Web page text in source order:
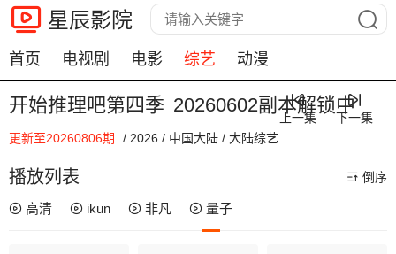
星辰影院
首页 电视剧 电影 综艺 动漫
开始推理吧第四季 20260602副本解锁中
更新至20260806期 / 2026 / 中国大陆 / 大陆综艺
上一集 下一集
播放列表 倒序
高清 ikun 非凡 量子